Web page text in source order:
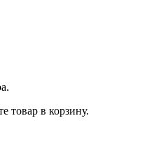
товар в корзину.